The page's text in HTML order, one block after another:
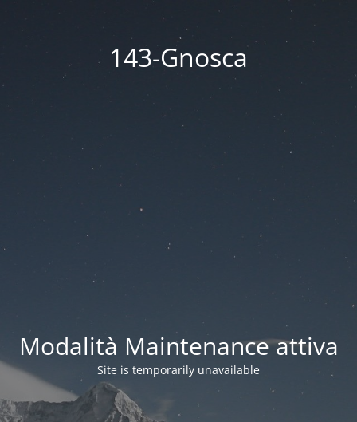
143-Gnosca
Modalità Maintenance attiva
Site is temporarily unavailable